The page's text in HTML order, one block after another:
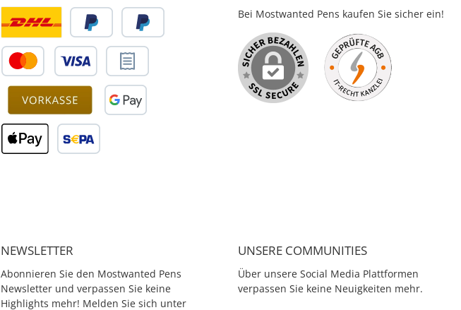
Bei Mostwanted Pens kaufen Sie sicher ein!
NEWSLETTER
Abonnieren Sie den Mostwanted Pens
Newsletter und verpassen Sie keine
Highlights mehr! Melden Sie sich unter
UNSERE COMMUNITIES
Über unsere Social Media Plattformen
verpassen Sie keine Neuigkeiten mehr.